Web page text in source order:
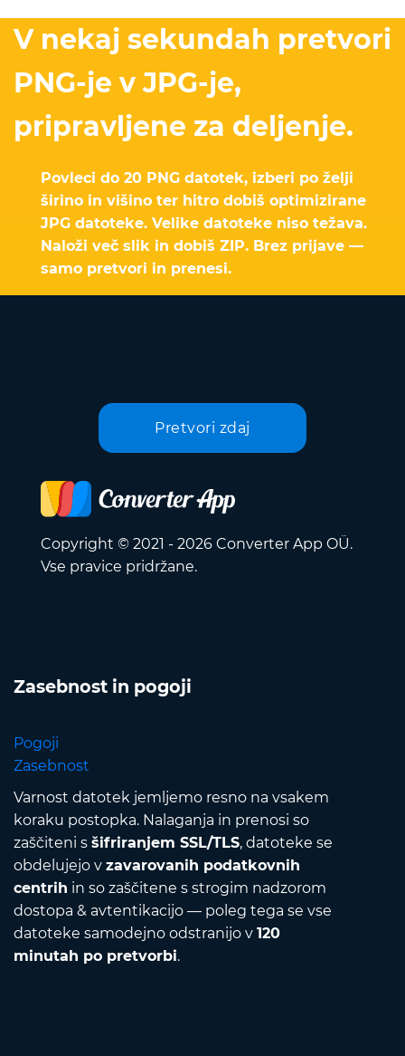
V nekaj sekundah pretvori
PNG-je v JPG-je,
pripravljene za deljenje.
Povleci do 20 PNG datotek, izberi po želji
širino in višino ter hitro dobiš optimizirane
JPG datoteke. Velike datoteke niso težava.
Naloži več slik in dobiš ZIP. Brez prijave —
samo pretvori in prenesi.
Pretvori zdaj
Copyright © 2021 - 2026 Converter App OÜ.
Vse pravice pridržane.
Zasebnost in pogoji
Pogoji
Zasebnost
Varnost datotek jemljemo resno na vsakem
koraku postopka. Nalaganja in prenosi so
zaščiteni s šifriranjem SSL/TLS, datoteke se
obdelujejo v zavarovanih podatkovnih
centrih in so zaščitene s strogim nadzorom
dostopa & avtentikacijo — poleg tega se vse
datoteke samodejno odstranijo v 120
minutah po pretvorbi.